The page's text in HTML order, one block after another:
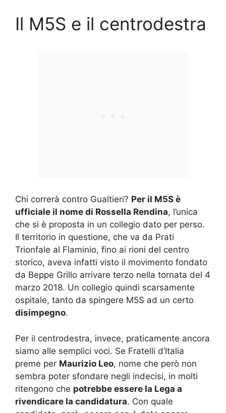
Il M5S e il centrodestra
Chi correrà contro Gualtieri? Per il M5S è
ufficiale il nome di Rossella Rendina, l’unica
che si è proposta in un collegio dato per perso.
Il territorio in questione, che va da Prati
Trionfale al Flaminio, fino ai rioni del centro
storico, aveva infatti visto il movimento fondato
da Beppe Grillo arrivare terzo nella tornata del 4
marzo 2018. Un collegio quindi scarsamente
ospitale, tanto da spingere M5S ad un certo
disimpegno.
Per il centrodestra, invece, praticamente ancora
siamo alle semplici voci. Se Fratelli d’Italia
preme per Maurizio Leo, nome che però non
sembra poter sfondare negli indecisi, in molti
ritengono che potrebbe essere la Lega a
rivendicare la candidatura. Con quale